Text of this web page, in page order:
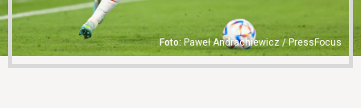
Paweł Andrachiewicz / PressFocus